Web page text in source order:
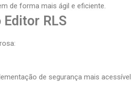
de forma mais ágil e eficiente.
RLS
de segurança mais acessível